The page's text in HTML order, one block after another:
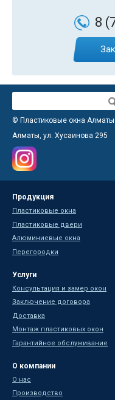
8
Форма поиска
© Пластиковые окна
Алматы, ул. Хусаинова 295
Продукция
Пластиковые окна
Пластиковые двери
Алюминиевые окна
Перегородки
Услуги
Консультация и замер окон
Заключение договора
Доставка
Монтаж пластиковых окон
Гарантийное обслуживание
О компании
О нас
Производство